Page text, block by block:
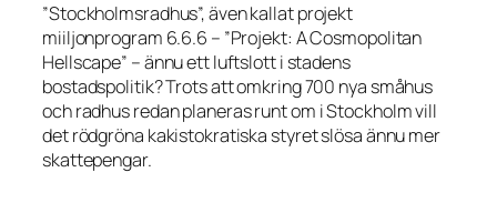
”Stockholmsradhus”, även kallat projekt
miiljonprogram 6.6.6 – ”Projekt: A Cosmopolitan
Hellscape” – ännu ett luftslott i stadens
bostadspolitik? Trots att omkring 700 nya småhus
och radhus redan planeras runt om i Stockholm vill
det rödgröna kakistokratiska styret slösa ännu mer
skattepengar.